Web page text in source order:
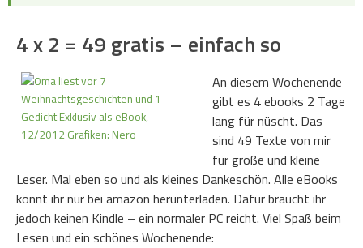
4 x 2 = 49 gratis – einfach so
An diesem Wochenende
gibt es 4 ebooks 2 Tage
lang für nüscht. Das
sind 49 Texte von mir
für große und kleine
Leser. Mal eben so und als kleines Dankeschön. Alle eBooks
könnt ihr nur bei amazon herunterladen. Dafür braucht ihr
jedoch keinen Kindle – ein normaler PC reicht. Viel Spaß beim
Lesen und ein schönes Wochenende: